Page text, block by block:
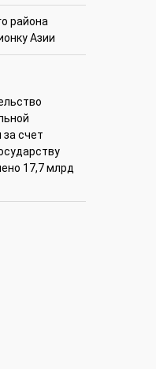
района
Азии
счет
17,7 млрд